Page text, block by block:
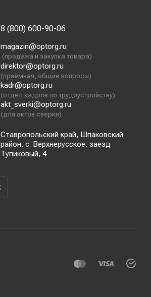
8 (800) 600-90-06
magazin@optorg.ru
(продажа и закупка товара)
direktor@optorg.ru
(приёмная, общие вопросы)
kadr@optorg.ru
(отдел кадров по трудоустройству)
akt_sverki@optorg.ru
(для актов сверки)
Ставропольский край, Шпаковский
район, с. Верхнерусское, заезд
Тупиковый, 4